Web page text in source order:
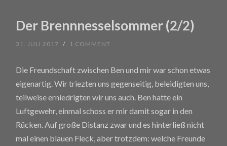
Der Brennnesselsommer (2/2)
31. JULI 2017 / 1 COMMENT
Die Freundschaft zwischen Ben und mir war schon etwas
eigenartig. Wir triezten uns gegenseitig, beleidigten uns,
teilweise erniedrigten wir uns auch. Ben hatte ein
Luftgewehr, einmal schoss er mir damit sogar in den
Rücken. Auf große Distanz zwar und es hinterließ nicht
mal einen blauen Fleck, aber trotzdem: welche Freunde